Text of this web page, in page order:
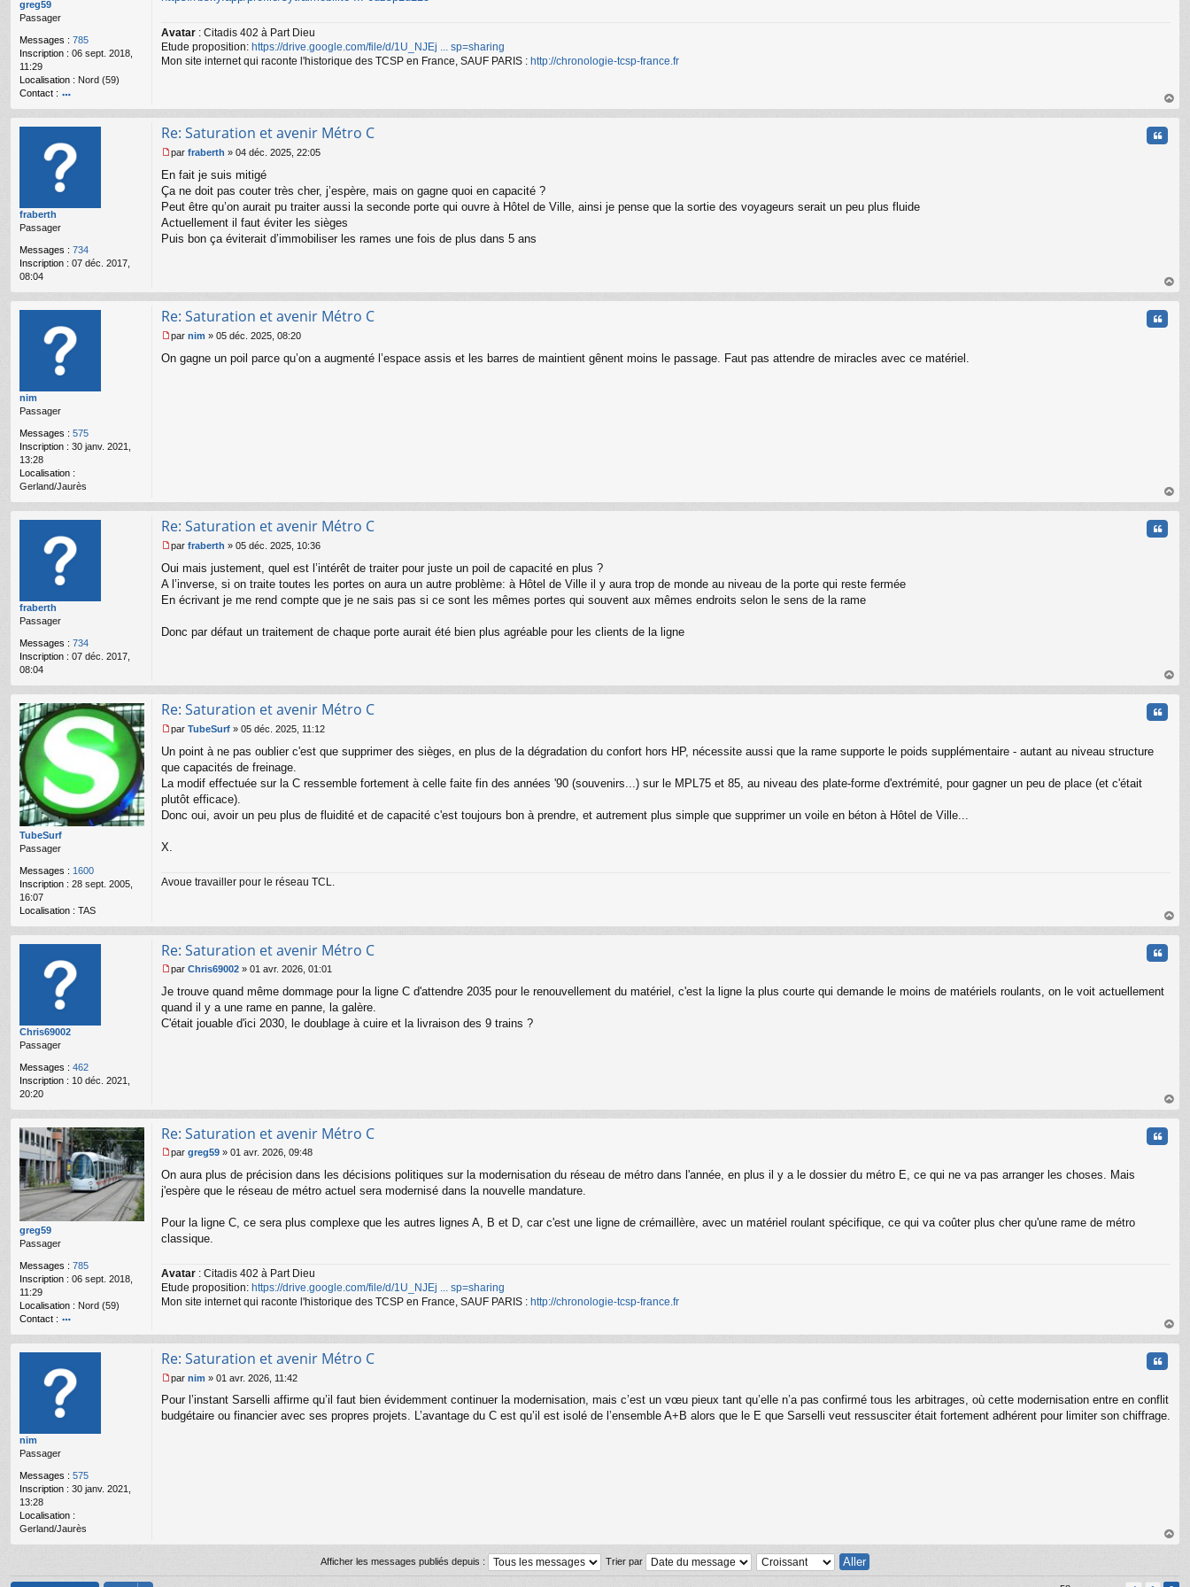
greg59
Passager
Messages : 785
Inscription : 06 sept. 2018,
11:29
Localisation : Nord (59)
Contact :
o
te
r
gr
e
g
n
o
n
Avatar : Citadis 402 à Part Dieu
Etude proposition: https://drive.google.com/file/d/1U_NJEj ... sp=sharing
Mon site internet qui raconte l'historique des TCSP en France, SAUF PARIS : http://chronologie-tcsp-france.fr
au
fraberth
Passager
Messages : 734
Inscription : 07 déc. 2017,
08:04
Re: Saturation et avenir Métro C
e
s
g
e
l
par fraberth » 04 déc. 2025, 22:05
En fait je suis mitigé
Ça ne doit pas couter très cher, j’espère, mais on gagne quoi en capacité ?
Peut être qu’on aurait pu traiter aussi la seconde porte qui ouvre à Hôtel de Ville, ainsi je pense que la sortie des voyageurs serait un peu plus fluide
Actuellement il faut éviter les sièges
Puis bon ça éviterait d’immobiliser les rames une fois de plus dans 5 ans
au
nim
Passager
Messages : 575
Inscription : 30 janv. 2021,
13:28
Localisation :
Gerland/Jaurès
Re: Saturation et avenir Métro C
e
par nim » 05 déc. 2025, 08:20
On gagne un poil parce qu’on a augmenté l’espace assis et les barres de maintient gênent moins le passage. Faut pas attendre de miracles avec ce matériel.
au
fraberth
Passager
Messages : 734
Inscription : 07 déc. 2017,
08:04
Re: Saturation et avenir Métro C
e
s
e
l
par fraberth » 05 déc. 2025, 10:36
Oui mais justement, quel est l’intérêt de traiter pour juste un poil de capacité en plus ?
A l’inverse, si on traite toutes les portes on aura un autre problème: à Hôtel de Ville il y aura trop de monde au niveau de la porte qui reste fermée
En écrivant je me rend compte que je ne sais pas si ce sont les mêmes portes qui souvent aux mêmes endroits selon le sens de la rame
Donc par défaut un traitement de chaque porte aurait été bien plus agréable pour les clients de la ligne
au
TubeSurf
Passager
Messages : 1600
Inscription : 28 sept. 2005,
16:07
Localisation : TAS
Re: Saturation et avenir Métro C
e
s
g
e
u
par TubeSurf » 05 déc. 2025, 11:12
Un point à ne pas oublier c'est que supprimer des sièges, en plus de la dégradation du confort hors HP, nécessite aussi que la rame supporte le poids supplémentaire - autant au niveau structure
que capacités de freinage.
La modif effectuée sur la C ressemble fortement à celle faite fin des années '90 (souvenirs...) sur le MPL75 et 85, au niveau des plate-forme d'extrémité, pour gagner un peu de place (et c'était
plutôt efficace).
Donc oui, avoir un peu plus de fluidité et de capacité c'est toujours bon à prendre, et autrement plus simple que supprimer un voile en béton à Hôtel de Ville...
X.
Avoue travailler pour le réseau TCL.
au
Chris69002
Passager
Messages : 462
Inscription : 10 déc. 2021,
20:20
Re: Saturation et avenir Métro C
e
s
s
l
par Chris69002 » 01 avr. 2026, 01:01
Je trouve quand même dommage pour la ligne C d'attendre 2035 pour le renouvellement du matériel, c'est la ligne la plus courte qui demande le moins de matériels roulants, on le voit actuellement
quand il y a une rame en panne, la galère.
C'était jouable d'ici 2030, le doublage à cuire et la livraison des 9 trains ?
au
greg59
Passager
Messages : 785
Inscription : 06 sept. 2018,
11:29
Localisation : Nord (59)
Contact :
o
nt
te
r
gr
e
Re: Saturation et avenir Métro C
e
s
g
e
u
par greg59 » 01 avr. 2026, 09:48
On aura plus de précision dans les décisions politiques sur la modernisation du réseau de métro dans l'année, en plus il y a le dossier du métro E, ce qui ne va pas arranger les choses. Mais
j'espère que le réseau de métro actuel sera modernisé dans la nouvelle mandature.
Pour la ligne C, ce sera plus complexe que les autres lignes A, B et D, car c'est une ligne de crémaillère, avec un matériel roulant spécifique, ce qui va coûter plus cher qu'une rame de métro
classique.
Avatar : Citadis 402 à Part Dieu
Etude proposition: https://drive.google.com/file/d/1U_NJEj ... sp=sharing
Mon site internet qui raconte l'historique des TCSP en France, SAUF PARIS : http://chronologie-tcsp-france.fr
au
nim
Passager
Messages : 575
Inscription : 30 janv. 2021,
13:28
Localisation :
Gerland/Jaurès
Re: Saturation et avenir Métro C
e
s
par nim » 01 avr. 2026, 11:42
Pour l’instant Sarselli affirme qu’il faut bien évidemment continuer la modernisation, mais c’est un vœu pieux tant qu’elle n’a pas confirmé tous les arbitrages, où cette modernisation entre en conflit
budgétaire ou financier avec ses propres projets. L’avantage du C est qu’il est isolé de l’ensemble A+B alors que le E que Sarselli veut ressusciter était fortement adhérent pour limiter son chiffrage.
au
Afficher les messages publiés depuis : Trier par